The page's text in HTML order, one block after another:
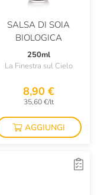
SALSA DI SOIA
BIOLOGICA
250ml
La Finestra sul Cielo
8,90 €
35,60 €/lt
AGGIUNGI